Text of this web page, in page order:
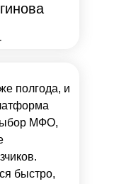
полгода, и
МФО,
быстро,